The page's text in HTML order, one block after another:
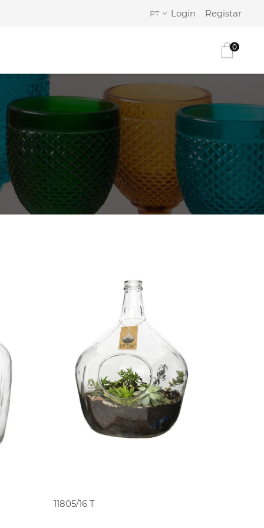
PT Login Registar
0
PEDIR ORÇAMENTO
11805/16 T